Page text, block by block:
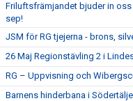
Friluftsfrämjandet bjuder in
sep!
JSM för RG tjejerna - brons,
26 Maj Regionstävling 2 i
RG – Uppvisning och
Barnens hinderbana i